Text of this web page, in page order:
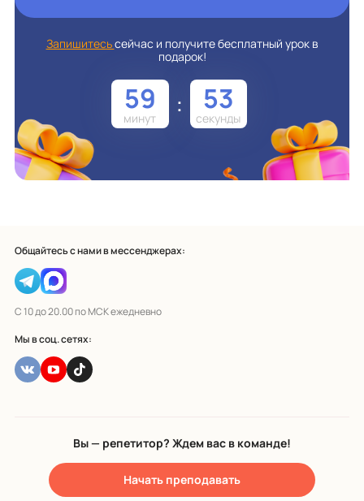
Запишитесьсейчас и получите бесплатный урок в
подарок!
59 : 52
Общайтесь с нами в мессенджерах:
С 10 до 20.00 по МСК ежедневно
Мы в соц. сетях:
Вы — репетитор? Ждем вас в команде!
Начать преподавать